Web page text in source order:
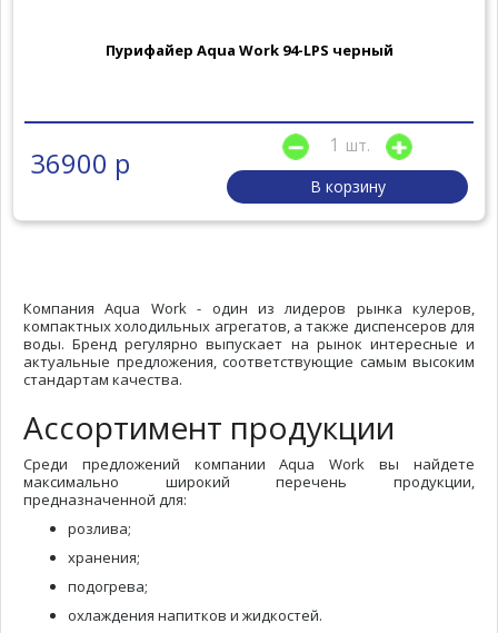
Пурифайер Aqua Work 94-LPS черный
36900 р
шт.
В корзину
Компания Aqua Work - один из лидеров рынка кулеров,
компактных холодильных агрегатов, а также диспенсеров для
воды. Бренд регулярно выпускает на рынок интересные и
актуальные предложения, соответствующие самым высоким
стандартам качества.
Ассортимент продукции
Среди предложений компании Aqua Work вы найдете
максимально широкий перечень продукции,
предназначенной для:
розлива;
хранения;
подогрева;
охлаждения напитков и жидкостей.